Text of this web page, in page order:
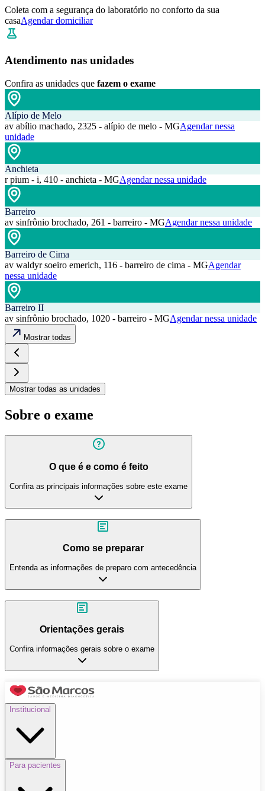
Coleta com a segurança do laboratório no conforto da sua
casaAgendar domiciliar
Atendimento nas unidades
Confira as unidades que fazem o exame
Alípio de Melo
av abílio machado, 2325 - alípio de melo - MGAgendar nessa
unidade
Anchieta
r pium - i, 410 - anchieta - MGAgendar nessa unidade
Barreiro
av sinfrônio brochado, 261 - barreiro - MGAgendar nessa unidade
Barreiro de Cima
av waldyr soeiro emerich, 116 - barreiro de cima - MGAgendar
nessa unidade
Barreiro II
av sinfrônio brochado, 1020 - barreiro - MGAgendar nessa unidade
Mostrar todas
Mostrar todas as unidades
Sobre o exame
O que é e como é feito
Confira as principais informações sobre este exame
Como se preparar
Entenda as informações de preparo com antecedência
Orientações gerais
Confira informações gerais sobre o exame
Institucional
Para pacientes